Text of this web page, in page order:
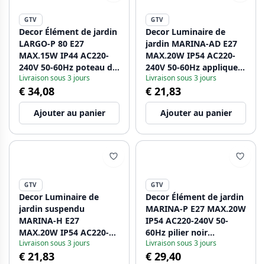
GTV
Decor Élément de jardin
LARGO-P 80 E27
MAX.15W IP44 AC220-
240V 50-60Hz poteau de
montage graphite.
1208963921
Livraison sous 3 jours
€ 34,08
Ajouter au panier
GTV
Decor Luminaire de
jardin MARINA-AD E27
MAX.20W IP54 AC220-
240V 50-60Hz applique
murale noire droite
inférieure 1208963929
Livraison sous 3 jours
€ 21,83
Ajouter au panier
GTV
Decor Luminaire de
jardin suspendu
MARINA-H E27
MAX.20W IP54 AC220-
240V 50-60Hz noir
1208963930
Livraison sous 3 jours
€ 21,83
GTV
Decor Élément de jardin
MARINA-P E27 MAX.20W
IP54 AC220-240V 50-
60Hz pilier noir
1208963931
Livraison sous 3 jours
€ 29,40